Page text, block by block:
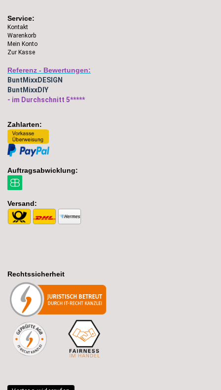
Service:
Kontakt
Warenkorb
Mein Konto
Zur Kasse
Referenz - Bewertungen:
BuntMixxDESIGN
BuntMixxDIY
- im Durchschnitt 5*****
Zahlarten:
Auftragsabwicklung:
Versand:
Rechtssicherheit